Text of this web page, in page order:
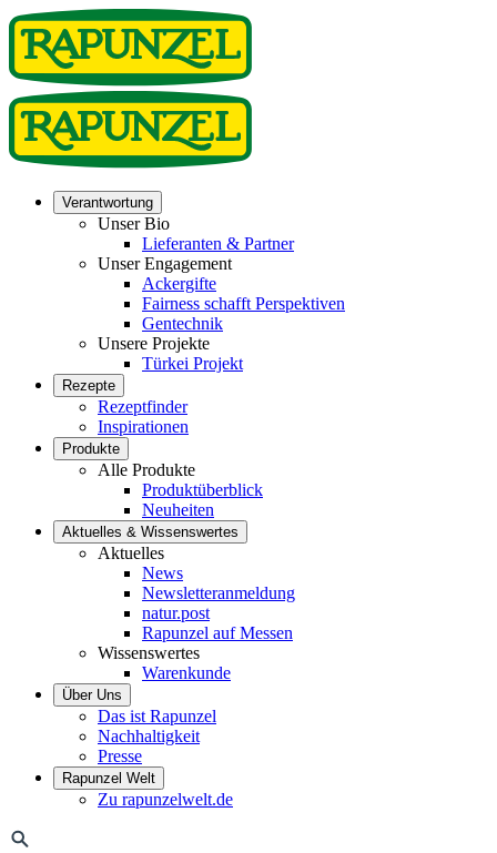
Verantwortung
Unser Bio
Lieferanten & Partner
Unser Engagement
Ackergifte
Fairness schafft Perspektiven
Gentechnik
Unsere Projekte
Türkei Projekt
Rezepte
Rezeptfinder
Inspirationen
Produkte
Alle Produkte
Produktüberblick
Neuheiten
Aktuelles & Wissenswertes
Aktuelles
News
Newsletteranmeldung
natur.post
Rapunzel auf Messen
Wissenswertes
Warenkunde
Über Uns
Das ist Rapunzel
Nachhaltigkeit
Presse
Rapunzel Welt
Zu rapunzelwelt.de